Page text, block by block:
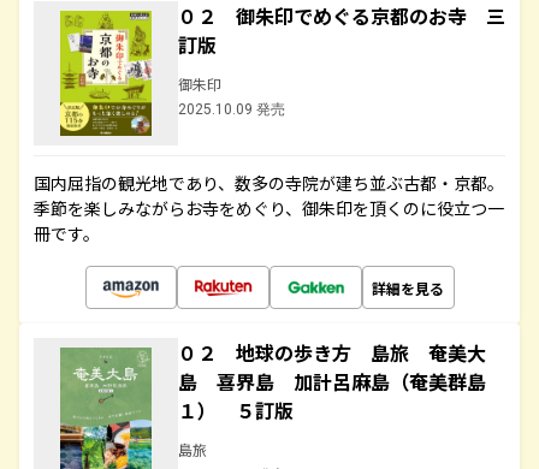
０２ 御朱印でめぐる京都のお寺 三
訂版
御朱印
2025.10.09 発売
国内屈指の観光地であり、数多の寺院が建ち並ぶ古都・京都。
季節を楽しみながらお寺をめぐり、御朱印を頂くのに役立つ一
冊です。
詳細を見る
０２ 地球の歩き方 島旅 奄美大
島 喜界島 加計呂麻島（奄美群島
１） ５訂版
島旅